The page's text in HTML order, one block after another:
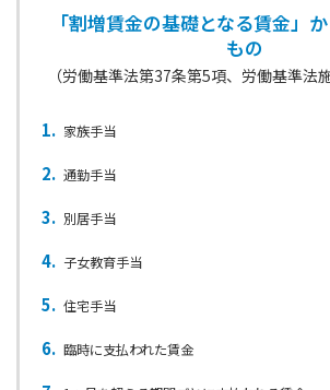
「割増賃金の基礎となる賃金」
もの
（労働基準法第37条第5項、労働基準法
家族手当
通勤手当
別居手当
子女教育手当
住宅手当
臨時に支払われた賃金